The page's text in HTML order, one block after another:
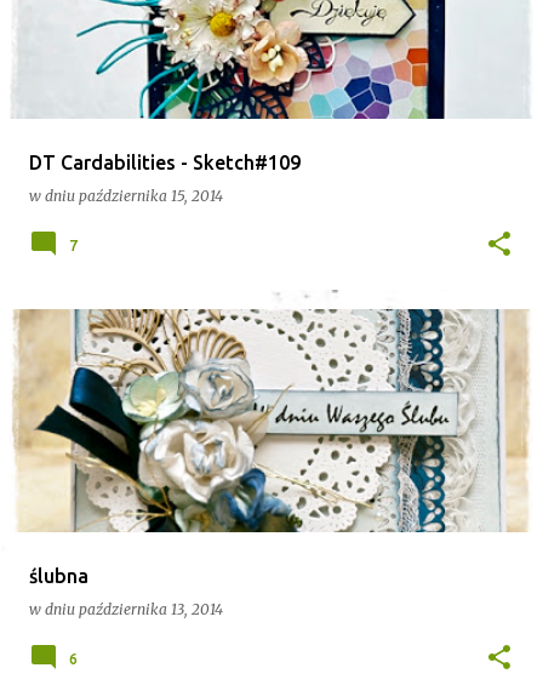
DT Cardabilities - Sketch#109
w dniu października 15, 2014
7
ślubna
w dniu października 13, 2014
6